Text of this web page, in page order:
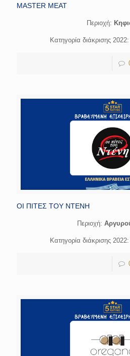
MASTER MEAT
Περιοχή:
Κατηγορία διάκρισης 2022:
ΟΙ ΠΙΤΕΣ ΤΟΥ ΝΤΕΝΗ
Περιοχή:
Κατηγορία διάκρισης 2022: